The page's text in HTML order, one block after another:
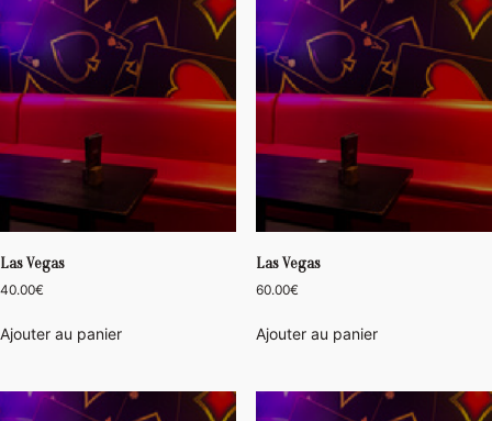
Las Vegas
40.00€
Ajouter au panier
Las Vegas
60.00€
Ajouter au panier